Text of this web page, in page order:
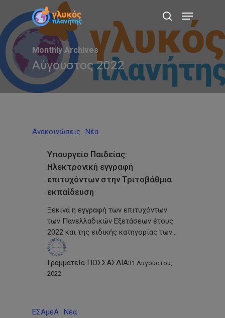
main
content
search
Menu
Monthly Archives
Αύγουστος 2022
Ανακοινώσεις Νέα
Υπουργείο Παιδείας:
Ηλεκτρονική εγγραφή
επιτυχόντων στην Τριτοβάθμια
εκπαίδευση
Ξεκινά η εγγραφή των επιτυχόντων
των Πανελλαδικών Εξετάσεων έτους
2022 και της ειδικής κατηγορίας των…
Γραμματεία ΠΟΣΣΑΣΔΙΑ31 Αυγούστου,
2022
ΕΣΑμεΑ Νέα